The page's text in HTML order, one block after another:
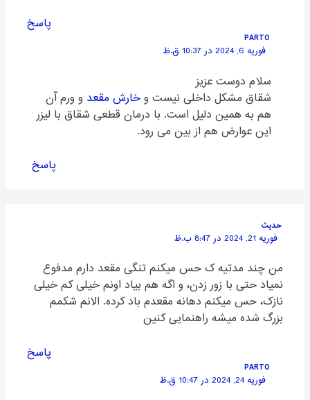
پاسخ
PARTO
فوریه 6, 2024 در 10:37 ق.ظ
سلام دوست عزیز
شقاق مشکل داخلی نیست وخارش مقعد و ورم آن
هم به همین دلیل است. با درمان قطعی شقاق با لیزر
این عوارض هم از بین می رود.
پاسخ
حدیث
فوریه 21, 2024 در 8:47 ب.ظ
من چند مدتیه ک حس میکنم تنگی مقعد دارم مدفوع
نمیاد حتی با زور زدن، و اگه هم بیاد اونم خیلی کم خیلی
نازک، حس میکنم دهانه مقعدم باد کرده. الانم شکمم
بزرگ شده میشه راهنمایی کنین
پاسخ
PARTO
فوریه 24, 2024 در 10:47 ق.ظ